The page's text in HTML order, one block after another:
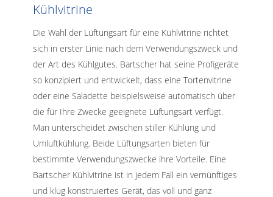
Kühlvitrine
Die Wahl der Lüftungsart für eine Kühlvitrine richtet
sich in erster Linie nach dem Verwendungszweck und
der Art des Kühlgutes. Bartscher hat seine Profigeräte
so konzipiert und entwickelt, dass eine Tortenvitrine
oder eine Saladette beispielsweise automatisch über
die für Ihre Zwecke geeignete Lüftungsart verfügt.
Man unterscheidet zwischen stiller Kühlung und
Umluftkühlung. Beide Lüftungsarten bieten für
bestimmte Verwendungszwecke ihre Vorteile. Eine
Bartscher Kühlvitrine ist in jedem Fall ein vernünftiges
und klug konstruiertes Gerät, das voll und ganz